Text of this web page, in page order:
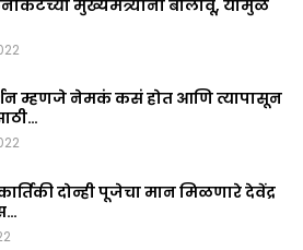
मुख्यमंत्र्यांना बोलावू, यामुळे
म्हणजे नेमकं कसं होत आणि त्यापासून
दोन्ही पूजेचा मान मिळणारे देवेंद्र